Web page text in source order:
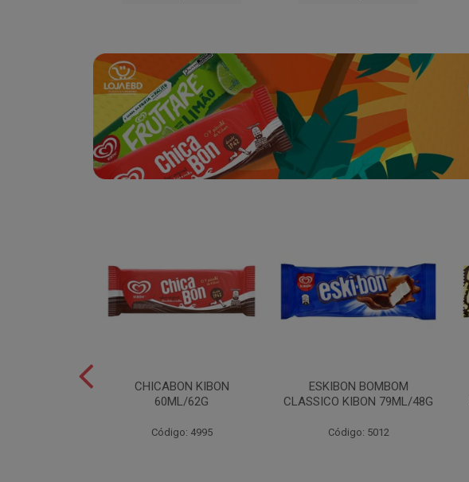
CHICABON KIBON
60ML/62G
Código: 4995
ESKIBON BOMBOM
CLASSICO KIBON 79ML/48G
Código: 5012